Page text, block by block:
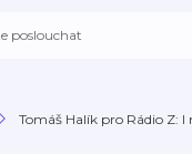
Tomáš Halík pro Rádio Z: I